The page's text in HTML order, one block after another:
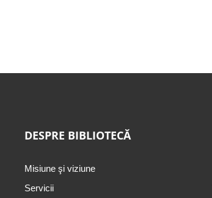
DESPRE BIBLIOTECĂ
Misiune şi viziune
Servicii